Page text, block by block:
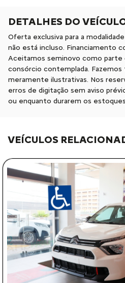
DETALHES DO
Oferta exclusiva para a
não está incluso. Financiamento
Aceitamos seminovo como parte
consórcio contemplada.
meramente ilustrativas. Nos
erros de digitação sem aviso
ou enquanto durarem os
VEÍCULOS